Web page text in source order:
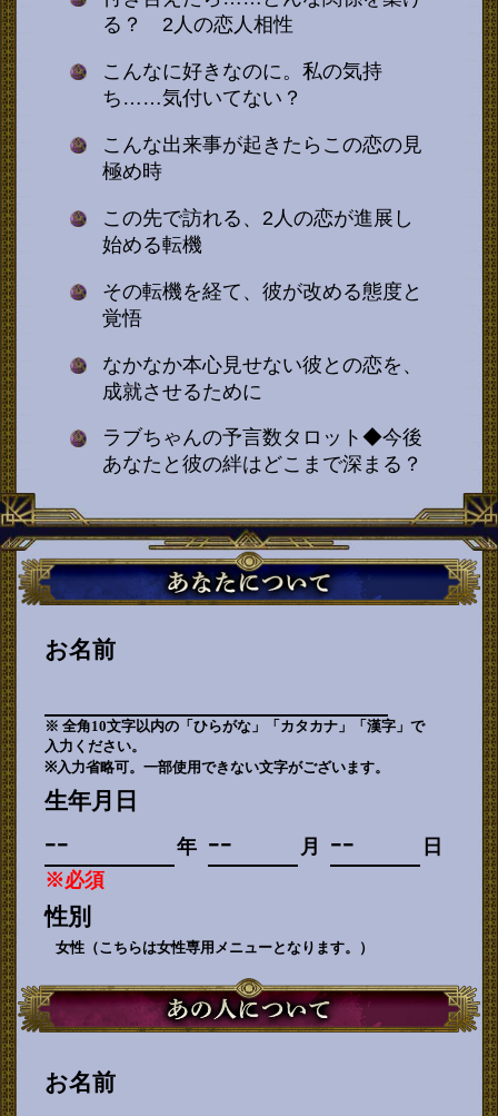
る？ 2人の恋人相性
こんなに好きなのに。私の気持
ち……気付いてない？
こんな出来事が起きたらこの恋の見
極め時
この先で訪れる、2人の恋が進展し
始める転機
その転機を経て、彼が改める態度と
覚悟
なかなか本心見せない彼との恋を、
成就させるために
ラブちゃんの予言数タロット◆今後
あなたと彼の絆はどこまで深まる？
お名前
※ 全角10文字以内の「ひらがな」「カタカナ」「漢字」で
入力ください。
※入力省略可。一部使用できない文字がございます。
生年月日
年 月
日
※必須
性別
女性（こちらは女性専用メニューとなります。）
お名前